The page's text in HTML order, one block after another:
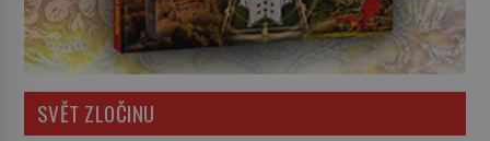
SVĚT ZLOČINU